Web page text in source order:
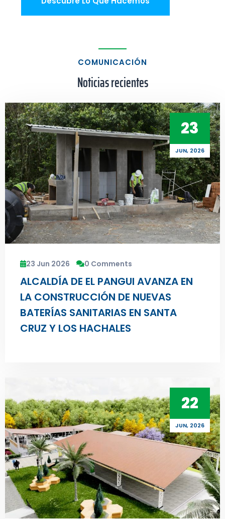
COMUNICACIÓN
Noticias recientes
23
JUN, 2026
23 Jun 2026 0 Comments
ALCALDÍA DE EL PANGUI AVANZA EN
LA CONSTRUCCIÓN DE NUEVAS
BATERÍAS SANITARIAS EN SANTA
CRUZ Y LOS HACHALES
22
JUN, 2026